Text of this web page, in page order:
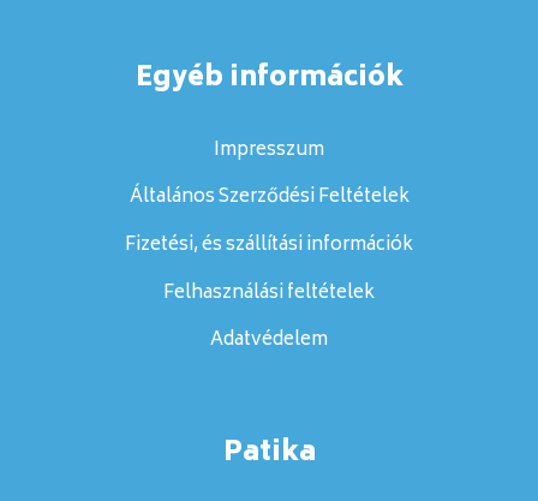
Egyéb információk
Impresszum
Általános Szerződési Feltételek
Fizetési, és szállítási információk
Felhasználási feltételek
Adatvédelem
Patika